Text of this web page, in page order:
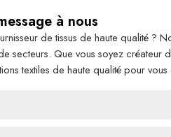
à nous
de tissus de haute qualité ?
secteurs. Que vous soyez
textiles de haute qualité pour